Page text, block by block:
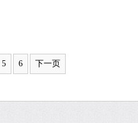
5 6 下一页